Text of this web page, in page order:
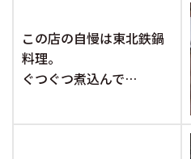
この店の自慢は東北鉄鍋
料理。
ぐつぐつ煮込んで…